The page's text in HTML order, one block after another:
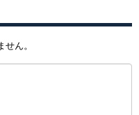
ん。